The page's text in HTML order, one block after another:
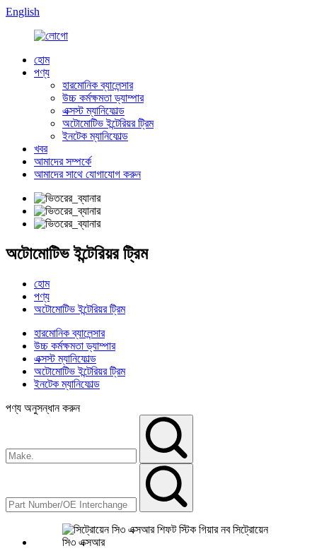
English
হোম
পণ্য
হারমোনিক ব্যালেন্সার
উচ্চ কর্মক্ষমতা ড্যাম্পার
এক্সস্ট ম্যানিফোল্ড
অটোমোটিভ ইন্টেরিয়র ট্রিম
ইনটেক ম্যানিফোল্ড
খবর
আমাদের সম্পর্কে
আমাদের সাথে যোগাযোগ করুন
অটোমোটিভ ইন্টেরিয়র ট্রিম
হোম
পণ্য
অটোমোটিভ ইন্টেরিয়র ট্রিম
হারমোনিক ব্যালেন্সার
উচ্চ কর্মক্ষমতা ড্যাম্পার
এক্সস্ট ম্যানিফোল্ড
অটোমোটিভ ইন্টেরিয়র ট্রিম
ইনটেক ম্যানিফোল্ড
পণ্য অনুসন্ধান করুন